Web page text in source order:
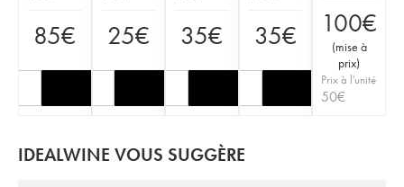
85€ 25€ 35€ 35€ 100€
(mise à
prix)
Prix à l'unité
50€
IDEALWINE VOUS SUGGÈRE